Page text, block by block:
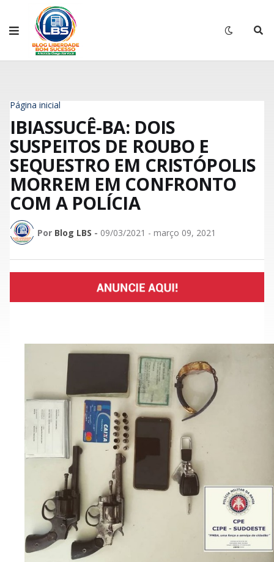
Página inicial
IBIASSUCÊ-BA: DOIS
SUSPEITOS DE ROUBO E
SEQUESTRO EM CRISTÓPOLIS
MORREM EM CONFRONTO
COM A POLÍCIA
Por Blog LBS - 09/03/2021 - março 09, 2021